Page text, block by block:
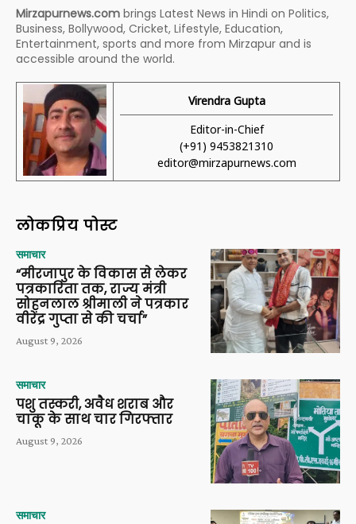
Mirzapurnews.com brings Latest News in Hindi on Politics,
Business, Bollywood, Cricket, Lifestyle, Education,
Entertainment, sports and more from Mirzapur and is
accessible around the world.
Virendra Gupta
Editor-in-Chief
(+91) 9453821310
editor@mirzapurnews.com
लोकप्रिय पोस्ट
समाचार
“मीरजापुर के विकास से लेकर
पत्रकारिता तक, राज्य मंत्री
सोहनलाल श्रीमाली ने पत्रकार
वीरेंद्र गुप्ता से की चर्चा”
August 9, 2026
समाचार
पशु तस्करी, अवैध शराब और
चाकू के साथ चार गिरफ्तार
August 9, 2026
समाचार